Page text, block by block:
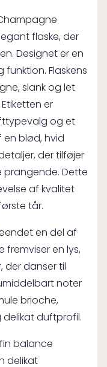
flaske, der
Designet er en
Flaskens
slank og let
er
og et
blød, hvid
der tilføjer
Dette
af kvalitet
tår.
en del af
en lys,
der danser til
noter
brioche,
duftprofil.
balance
delikat